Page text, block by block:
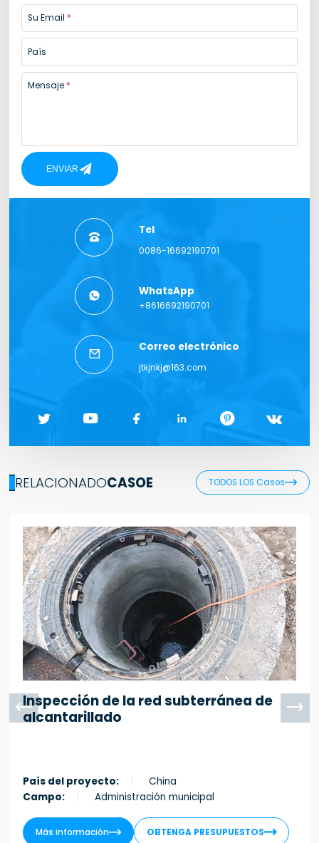
Su Email
País
Mensaje
ENVIAR

Tel
0086-16692190701
 WhatsApp
+8616692190701

Correo electrónico
jtkjnkj@163.com
     
RELACIONADOCASOE TODOS LOS Casos
Inspección de la red subterránea de
alcantarillado
País del proyecto:
China
Campo:
Administración municipal
Más información OBTENGA PRESUPUESTOS
